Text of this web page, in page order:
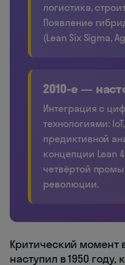
логистика,
Появление
(Lean Six Sigma,
2010-е —
Интеграция с
технологиями:
предиктивной
концепции Lean
четвёртой
революции.
Критический момент
наступил в 1950 году,